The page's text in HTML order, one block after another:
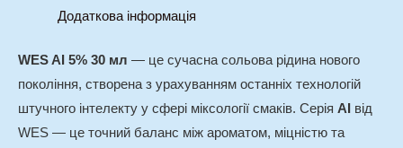
Додаткова інформація
WES AI 5% 30 мл — це сучасна сольова рідина нового
покоління, створена з урахуванням останніх технологій
штучного інтелекту у сфері міксології смаків. Серія AI
від
WES — це точний баланс між ароматом, міцністю та